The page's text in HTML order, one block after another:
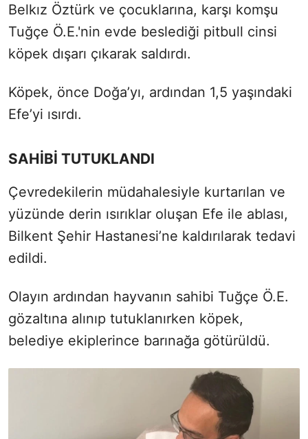
Belkız Öztürk ve çocuklarına, karşı komşu
Tuğçe Ö.E.'nin evde beslediği pitbull cinsi
köpek dışarı çıkarak saldırdı.
Köpek, önce Doğa’yı, ardından 1,5 yaşındaki
Efe’yi ısırdı.
SAHİBİ TUTUKLANDI
Çevredekilerin müdahalesiyle kurtarılan ve
yüzünde derin ısırıklar oluşan Efe ile ablası,
Bilkent Şehir Hastanesi’ne kaldırılarak tedavi
edildi.
Olayın ardından hayvanın sahibi Tuğçe Ö.E.
gözaltına alınıp tutuklanırken köpek,
belediye ekiplerince barınağa götürüldü.